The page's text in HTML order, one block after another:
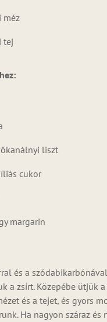
méz
tej
liszt
cukor
margarin
és a
a zsírt. Közepébe ütjük
és a tejet, és gyors
Ha nagyon száraz és